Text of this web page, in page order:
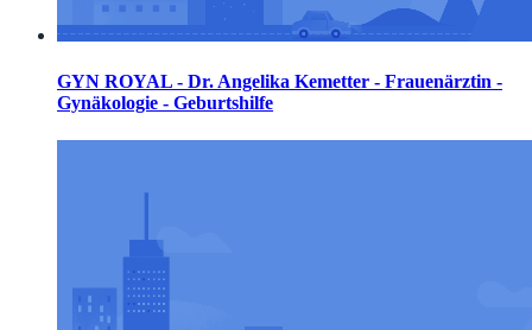
GYN ROYAL - Dr. Angelika Kemetter - Frauenärztin -
Gynäkologie - Geburtshilfe